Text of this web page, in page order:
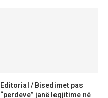
Editorial / Bisedimet pas
“perdeve” janë legjitime në